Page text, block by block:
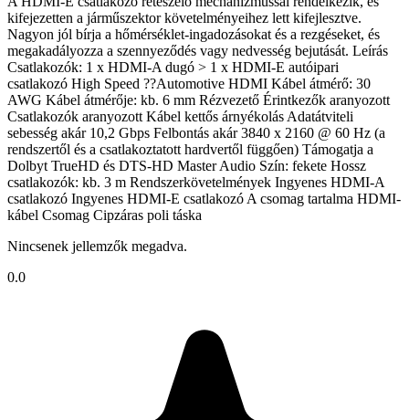
kifejezetten a járműszektor követelményeihez lett kifejlesztve.
Nagyon jól bírja a hőmérséklet-ingadozásokat és a rezgéseket, és
megakadályozza a szennyeződés vagy nedvesség bejutását. Leírás
Csatlakozók: 1 x HDMI-A dugó > 1 x HDMI-E autóipari
csatlakozó High Speed ??Automotive HDMI Kábel átmérő: 30
AWG Kábel átmérője: kb. 6 mm Rézvezető Érintkezők aranyozott
Csatlakozók aranyozott Kábel kettős árnyékolás Adatátviteli
sebesség akár 10,2 Gbps Felbontás akár 3840 x 2160 @ 60 Hz (a
rendszertől és a csatlakoztatott hardvertől függően) Támogatja a
Dolbyt TrueHD és DTS-HD Master Audio Szín: fekete Hossz
csatlakozók: kb. 3 m Rendszerkövetelmények Ingyenes HDMI-A
csatlakozó Ingyenes HDMI-E csatlakozó A csomag tartalma HDMI-
kábel Csomag Cipzáras poli táska
Nincsenek jellemzők megadva.
0.0